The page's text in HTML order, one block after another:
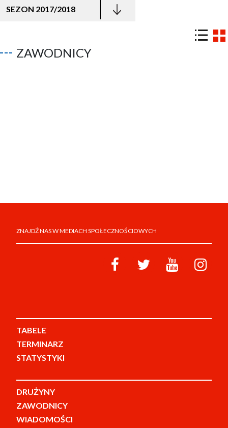
SEZON 2017/2018
ZAWODNICY
ZNAJDŹ NAS W MEDIACH SPOŁECZNOŚCIOWYCH
TABELE
TERMINARZ
STATYSTYKI
DRUŻYNY
ZAWODNICY
WIADOMOŚCI